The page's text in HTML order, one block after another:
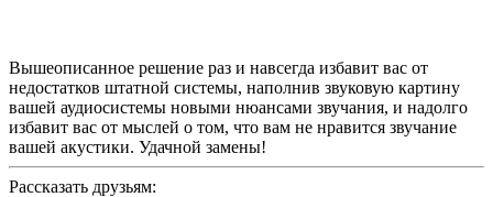
Вышеописанное решение раз и навсегда избавит вас от
недостатков штатной системы, наполнив звуковую картину
вашей аудиосистемы новыми нюансами звучания, и надолго
избавит вас от мыслей о том, что вам не нравится звучание
вашей акустики. Удачной замены!
Рассказать друзьям: